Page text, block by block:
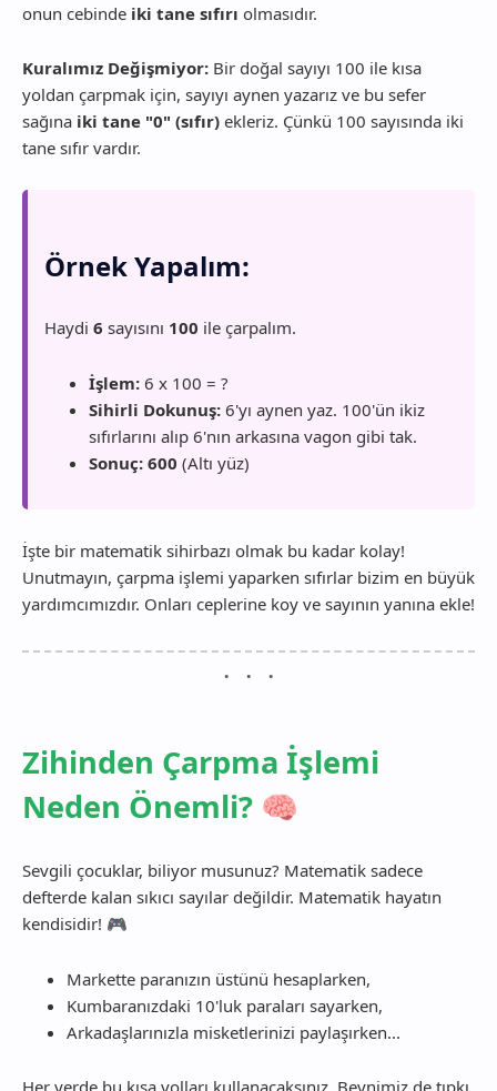
onun cebinde iki tane sıfırı olmasıdır.
Kuralımız Değişmiyor: Bir doğal sayıyı 100 ile kısa
yoldan çarpmak için, sayıyı aynen yazarız ve bu sefer
sağına iki tane "0" (sıfır) ekleriz. Çünkü 100 sayısında iki
tane sıfır vardır.
Örnek Yapalım:
Haydi 6 sayısını 100 ile çarpalım.
İşlem: 6 x 100 = ?
Sihirli Dokunuş: 6'yı aynen yaz. 100'ün ikiz
sıfırlarını alıp 6'nın arkasına vagon gibi tak.
Sonuç: 600 (Altı yüz)
İşte bir matematik sihirbazı olmak bu kadar kolay!
Unutmayın, çarpma işlemi yaparken sıfırlar bizim en büyük
yardımcımızdır. Onları ceplerine koy ve sayının yanına ekle!
Zihinden Çarpma İşlemi
Neden Önemli? 🧠
Sevgili çocuklar, biliyor musunuz? Matematik sadece
defterde kalan sıkıcı sayılar değildir. Matematik hayatın
kendisidir! 🎮
Markette paranızın üstünü hesaplarken,
Kumbaranızdaki 10'luk paraları sayarken,
Arkadaşlarınızla misketlerinizi paylaşırken...